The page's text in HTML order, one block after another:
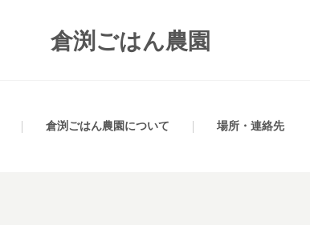
倉渕ごはん農園
倉渕ごはん農園について 場所・連絡先